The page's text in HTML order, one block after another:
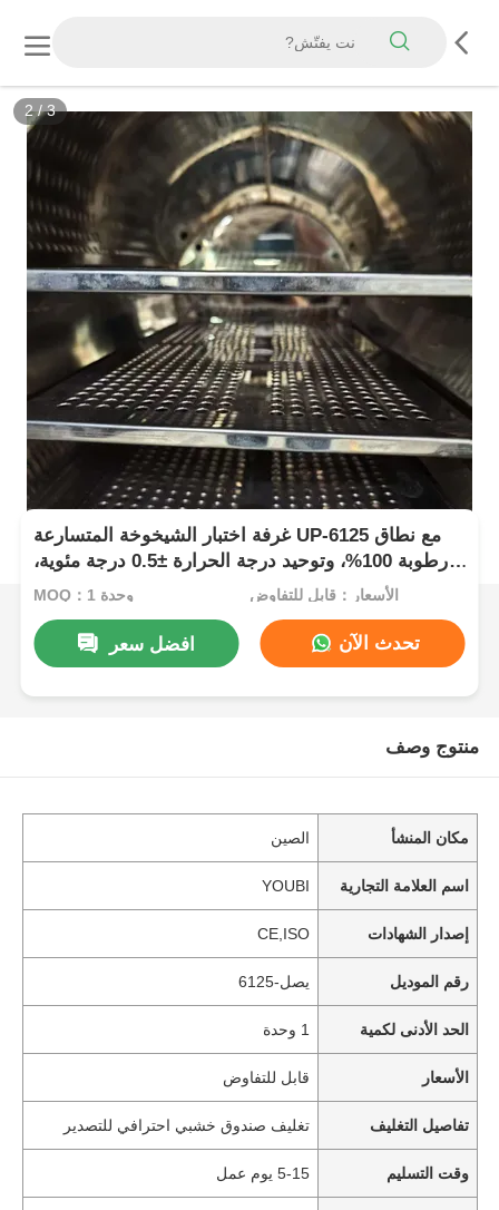
3/3
غرفة اختبار الشيخوخة المتسارعة UP-6125 مع نطاق
رطوبة 100%، وتوحيد درجة الحرارة ±0.5 درجة مئوية،
ونطاق درجة حرارة يتراوح بين 105 درجة مئوية إلى
MOQ：1 وحدة الأسعار：قابل للتفاوض
افضل سعر تحدث الآن
منتوج وصف
مكان المنشأ الصين
اسم العلامة التجارية YOUBI
إصدار الشهادات CE,ISO
رقم الموديل يصل-6125
الحد الأدنى لكمية 1 وحدة
الأسعار قابل للتفاوض
تفاصيل التغليف تغليف صندوق خشبي احترافي للتصدير
وقت التسليم 5-15 يوم عمل